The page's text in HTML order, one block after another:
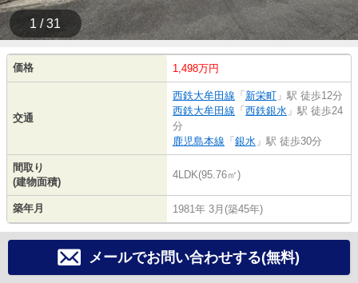
1 / 31
価格 1,498万円
交通
西鉄大牟田線 「 新栄町 」駅 徒歩12分
西鉄大牟田線 「 西鉄銀水 」駅 徒歩24
分
鹿児島本線 「 銀水 」駅 徒歩30分
間取り
(建物面積)
4LDK(95.76㎡)
築年月 1981年 3月(築45年)
メールでお問い合わせする(無料)